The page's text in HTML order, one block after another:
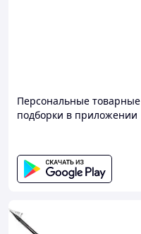
Персональные товарные
подборки в приложении